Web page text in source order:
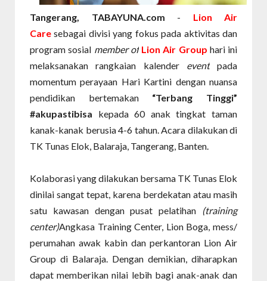
Tangerang, TABAYUNA.com - Lion Air
Care sebagai divisi yang fokus pada aktivitas dan
program sosial member of Lion Air Group hari ini
melaksanakan rangkaian kalender
event
pada
momentum perayaan Hari Kartini dengan nuansa
pendidikan bertemakan
“Terbang Tinggi”
#akupastibisa
kepada 60 anak tingkat taman
kanak-kanak berusia 4-6 tahun. Acara dilakukan di
TK Tunas Elok, Balaraja, Tangerang, Banten.
Kolaborasi yang dilakukan bersama TK Tunas Elok
dinilai sangat tepat, karena berdekatan atau masih
satu kawasan dengan pusat pelatihan
(training
center)Angkasa Training Center, Lion Boga, mess/
perumahan awak kabin dan perkantoran Lion Air
Group di Balaraja. Dengan demikian, diharapkan
dapat memberikan nilai lebih bagi anak-anak dan